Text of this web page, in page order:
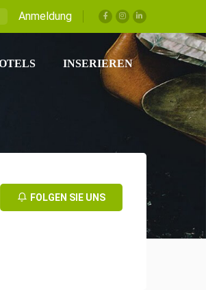
Anmeldung
INSERIEREN
FOLGEN SIE UNS